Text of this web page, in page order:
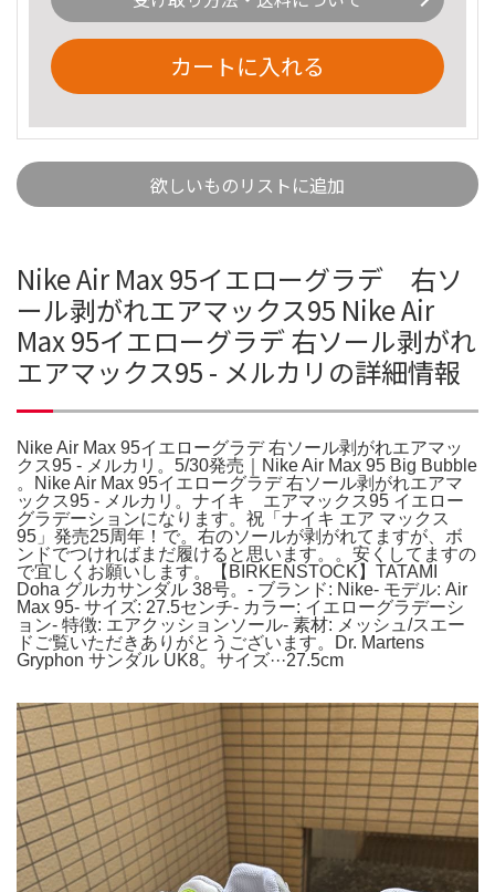
カートに入れる
欲しいものリストに追加
Nike Air Max 95イエローグラデ 右ソ
ール剥がれエアマックス95 Nike Air
Max 95イエローグラデ 右ソール剥がれ
エアマックス95 - メルカリの詳細情報
Nike Air Max 95イエローグラデ 右ソール剥がれエアマッ
クス95 - メルカリ。5/30発売｜Nike Air Max 95 Big Bubble
。Nike Air Max 95イエローグラデ 右ソール剥がれエアマ
ックス95 - メルカリ。ナイキ エアマックス95 イエロー
グラデーションになります。祝「ナイキ エア マックス
95」発売25周年！で。右のソールが剥がれてますが、ボ
ンドでつければまだ履けると思います。。安くしてますの
で宜しくお願いします。【BIRKENSTOCK】TATAMI
Doha グルカサンダル 38号。- ブランド: Nike- モデル: Air
Max 95- サイズ: 27.5センチ- カラー: イエローグラデーシ
ョン- 特徴: エアクッションソール- 素材: メッシュ/スエー
ドご覧いただきありがとうございます。Dr. Martens
Gryphon サンダル UK8。サイズ···27.5cm